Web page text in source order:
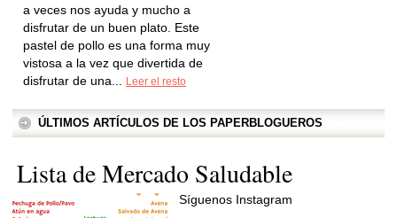
a veces nos ayuda y mucho a
disfrutar de un buen plato. Este
pastel de pollo es una forma muy
vistosa a la vez que divertida de
disfrutar de una...
Leer el resto
ÚLTIMOS ARTÍCULOS DE LOS PAPERBLOGUEROS
Lista de Mercado Saludable
Síguenos Instagram